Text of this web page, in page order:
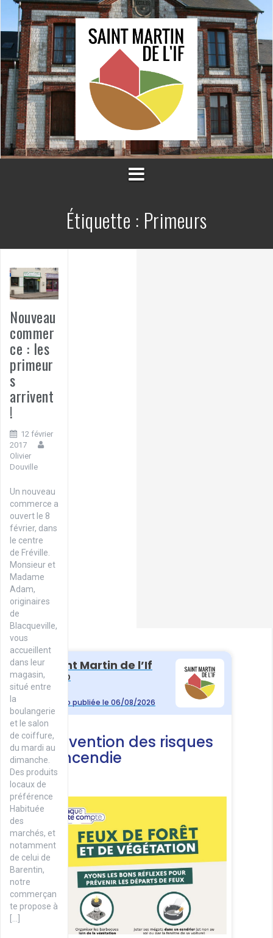
Aller
contenu
Étiquette : Primeurs
Nouveau
commer
ce : les
primeur
s
arrivent
!
12 février
2017
Olivier
Douville
Un nouveau
commerce a
ouvert le 8
février, dans
le centre
de Fréville.
Monsieur et
Madame
Adam,
originaires
de
Blacqueville,
vous
accueillent
dans leur
magasin,
situé entre
la
boulangerie
et le salon
de coiffure,
du mardi au
dimanche.
Des produits
locaux de
préférence
Habituée
des
marchés, et
notamment
de celui de
Barentin,
notre
commerçan
te propose à
[…]